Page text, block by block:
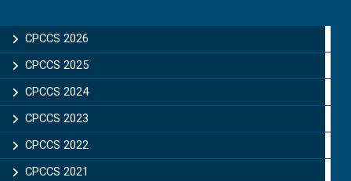
Sidebar
CPCCS 2026
CPCCS 2025
CPCCS 2024
CPCCS 2023
CPCCS 2022
CPCCS 2021